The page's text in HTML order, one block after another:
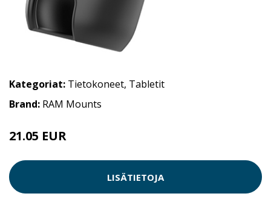
Kategoriat: Tietokoneet, Tabletit
Brand: RAM Mounts
21.05 EUR
LISÄTIETOJA